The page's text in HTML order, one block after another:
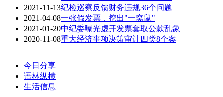
2021-11-13纪检巡察反馈财务违规36个问题
2021-04-08一张假发票，挖出"一窝鼠"
2021-01-20中纪委曝光虚开发票套取公款乱象
2020-11-08重大经济事项决策审计四类8个案
今日分享
语林纵横
生活信息